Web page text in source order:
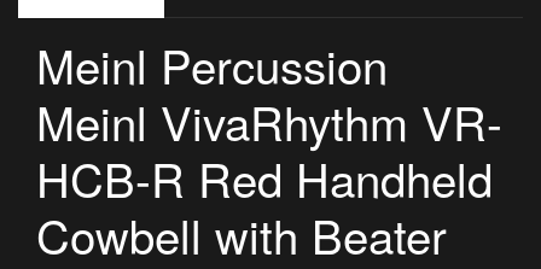
Meinl Percussion
Meinl VivaRhythm VR-
HCB-R Red Handheld
Cowbell with Beater